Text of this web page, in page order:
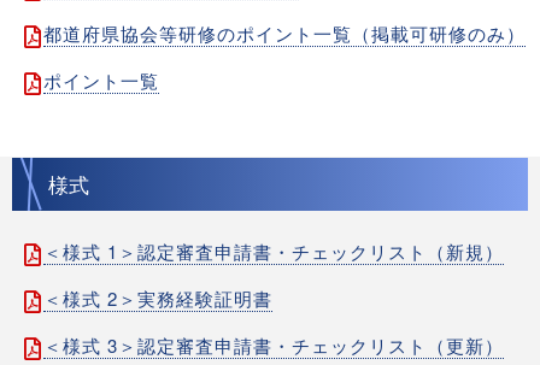
都道府県協会等研修のポイント一覧（掲載可研修のみ）
ポイント一覧
様式
＜様式 1＞認定審査申請書・チェックリスト（新規）
＜様式 2＞実務経験証明書
＜様式 3＞認定審査申請書・チェックリスト（更新）